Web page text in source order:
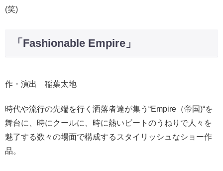
(笑)
「Fashionable Empire」
作・演出 稲葉太地
時代や流行の先端を行く洒落者達が集う“Empire（帝国)“を
舞台に、時にクールに、時に熱いビートのうねりで人々を
魅了する数々の場面で構成するスタイリッシュなショー作
品。